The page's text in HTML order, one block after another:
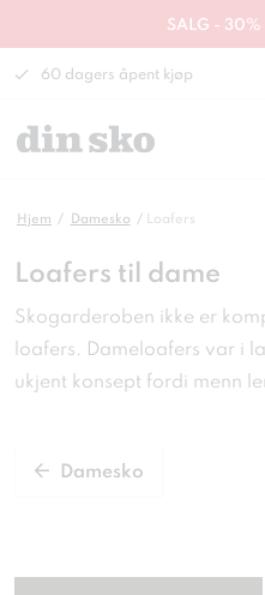
SALG -
60 dagers åpent kjøp
Hjem Damesko Loafers
Loafers til dame
Skogarderoben ikke er
loafers. Dameloafers var i
ukjent konsept fordi menn
Damesko